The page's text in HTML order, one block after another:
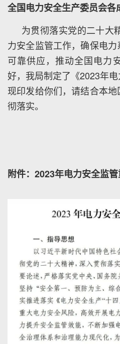
全国电力安全生产委员会各
为贯彻落实党的二十大
力安全监管工作，确保电
可靠供应，推动全国电力
好，我局制定了《2023年电
现印发给你们，请结合本
彻落实。
附件：2023年电力安全监